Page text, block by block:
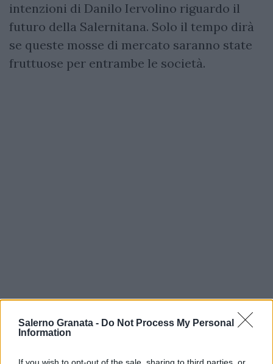
Salerno Granata - Do Not Process My Personal
Information
intenzioni di Danilo Iervolino riguardo il
futuro della Salernitana. Solo il tempo dirà
se queste mosse di mercato saranno state
fruttuose per entrambe le società.